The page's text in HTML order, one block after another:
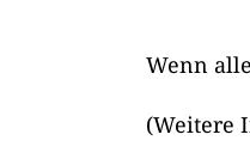
Wenn
(Weitere